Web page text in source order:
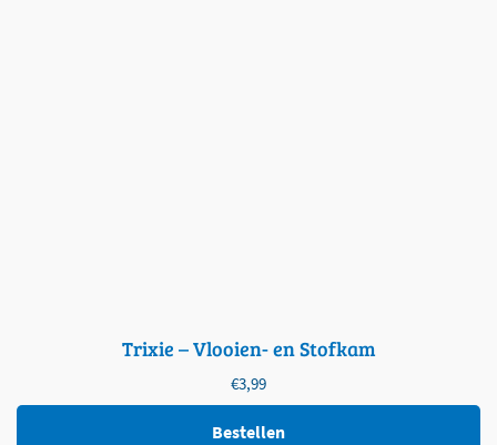
Trixie – Vlooien- en Stofkam
€3,99
Bestellen